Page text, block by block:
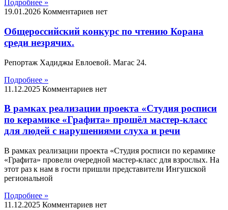
Подробнее »
19.01.2026 Комментариев нет
Общероссийский конкурс по чтению Корана
среди незрячих.
Репортаж Хадиджы Евлоевой. Магас 24.
Подробнее »
11.12.2025 Комментариев нет
В рамках реализации проекта «Студия росписи
по керамике «Графита» прошёл мастер-класс
для людей с нарушениями слуха и речи
В рамках реализации проекта «Студия росписи по керамике
«Графита» провели очередной мастер-класс для взрослых. На
этот раз к нам в гости пришли представители Ингушской
региональной
Подробнее »
11.12.2025 Комментариев нет